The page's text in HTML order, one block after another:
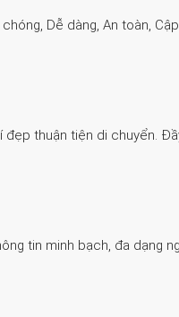
Dễ dàng, An toàn,
đẹp thuận tiện di chuyển.
tin minh bạch, đa dạng